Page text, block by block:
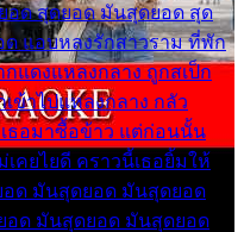
อด สุดยอด มันสุดยอด สุด
แอบหลงรักสาวราม ที่พัก
กแดงแหลงกลาง ถูกสเป็ก
ข้าไปแหลงกลาง กลัว
ธอมาซื้อข้าว แต่ก่อนนั้น
เคยไยดี คราวนี้เธอยิ้มให้
อด มันสุดยอด มันสุดยอด
ด มันสุดยอด มันสุดยอด